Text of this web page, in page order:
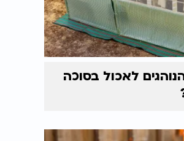
לאכול בסוכה